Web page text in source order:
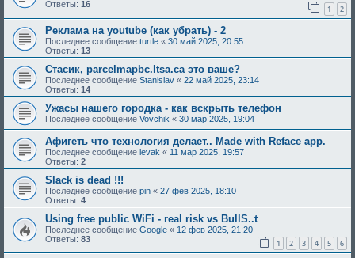
Ответы: 16 1 2
Реклама на youtube (как убрать) - 2
Последнее сообщение turtle « 30 май 2025, 20:55
Ответы: 13
Стасик, parcelmapbc.ltsa.ca это ваше?
Последнее сообщение Stanislav « 22 май 2025, 23:14
Ответы: 14
Ужасы нашего городка - как вскрыть телефон
Последнее сообщение Vovchik « 30 мар 2025, 19:04
Афигеть что технология делает.. Made with Reface app.
Последнее сообщение levak « 11 мар 2025, 19:57
Ответы: 2
Slack is dead !!!
Последнее сообщение pin « 27 фев 2025, 18:10
Ответы: 4
Using free public WiFi - real risk vs BullS..t
Последнее сообщение Google « 12 фев 2025, 21:20
Ответы: 83 1 2 3 4 5 6